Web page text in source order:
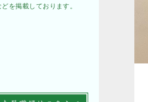
どを掲載しております。